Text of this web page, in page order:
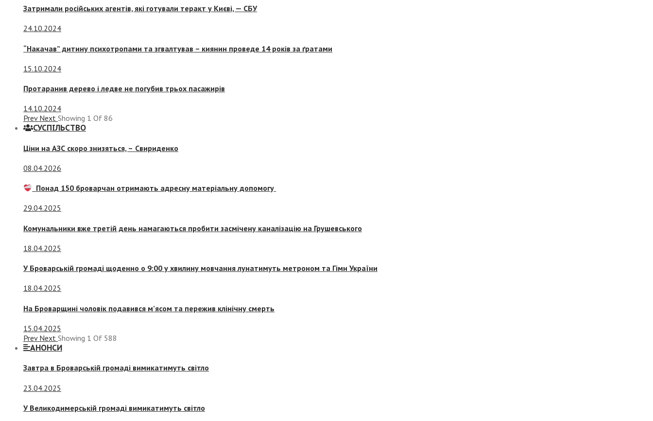
Затримали російських агентів, які готували теракт у Києві, — СБУ
24.10.2024
“Накачав” дитину психотропами та згвалтував – киянин проведе 14 років за ґратами
15.10.2024
Протаранив дерево і ледве не погубив трьох пасажирів
14.10.2024
Prev Next Showing 1 Of 86
СУСПIЛЬСТВО
Ціни на АЗС скоро знизяться, – Свириденко
08.04.2026
Понад 150 броварчан отримають адресну матеріальну допомогу
29.04.2025
Комунальники вже третій день намагаються пробити засмічену каналізацію на Грушевського
18.04.2025
У Броварській громаді щоденно о 9:00 у хвилину мовчання лунатимуть метроном та Гімн України
18.04.2025
На Броварщині чоловік подавився м’ясом та пережив клінічну смерть
15.04.2025
Prev Next Showing 1 Of 588
АНОНСИ
Завтра в Броварській громаді вимикатимуть світло
23.04.2025
У Великодимерській громаді вимикатимуть світло